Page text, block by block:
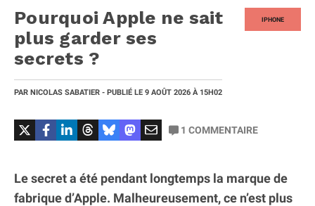
IPHONE
Pourquoi Apple ne sait
plus garder ses
secrets ?
PAR NICOLAS SABATIER - PUBLIÉ LE 9 AOÛT 2026 À 15H02
1 COMMENTAIRE
Le secret a été pendant longtemps la marque de
fabrique d’Apple. Malheureusement, ce n’est plus